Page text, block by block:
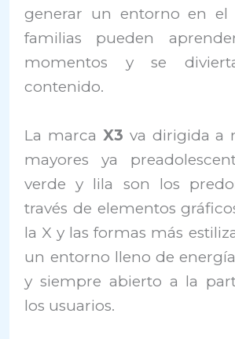
generar un entorno en
familias pueden
momentos y se
contenido.
La marca X3 va dirigida a
mayores ya
verde y lila son los
través de elementos
la X y las formas más
un entorno lleno de
y siempre abierto a la
los usuarios.